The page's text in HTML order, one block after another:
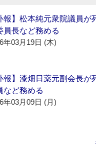
報】松本純元衆院議員が
員長など務める
年03月19日 (木)
報】漆畑日薬元副会長が
など務める
年03月09日 (月)